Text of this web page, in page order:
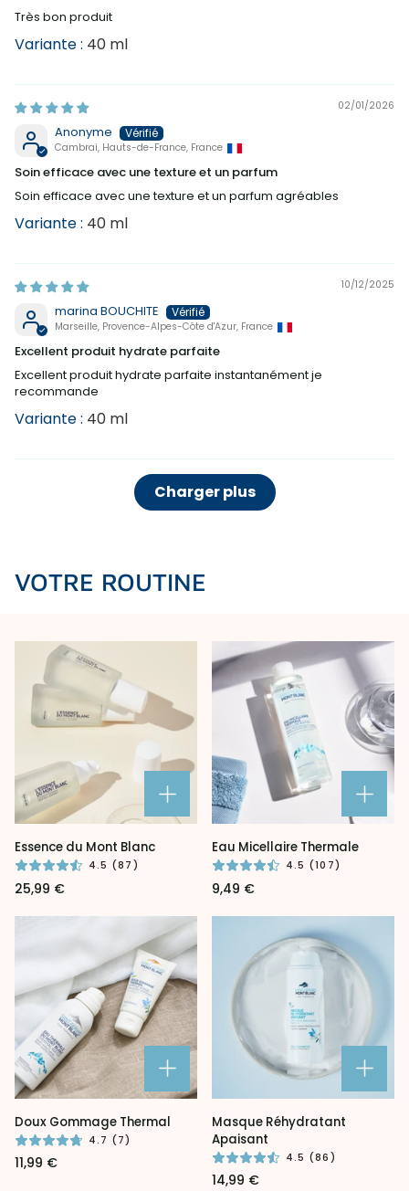
Très bon produit
40 ml
02/01/2026
Anonyme
Cambrai, Hauts-de-France, France
Soin efficace avec une texture et un parfum
Soin efficace avec une texture et un parfum agréables
40 ml
10/12/2025
marina BOUCHITE
Marseille, Provence-Alpes-Côte d'Azur, France
Excellent produit hydrate parfaite
Excellent produit hydrate parfaite instantanément je
recommande
40 ml
Charger plus
VOTRE ROUTINE
Essence
du
Mont
Blanc
Essence du Mont Blanc
4.5 (87)
25,99 €
Eau
Micellaire
Thermale
Eau Micellaire Thermale
4.5 (107)
9,49 €
Doux
Gommage
Thermal
Doux Gommage Thermal
4.7 (7)
11,99 €
Masque
Réhydratant
Apaisant
Masque Réhydratant
Apaisant
4.5 (86)
14,99 €